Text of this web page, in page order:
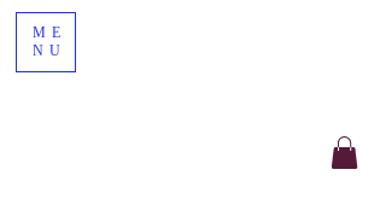
ME
NU